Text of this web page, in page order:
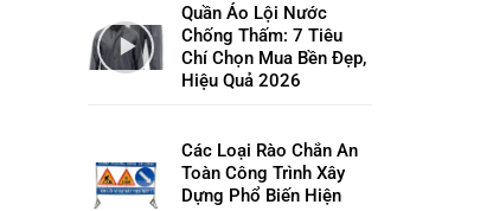
Quần Áo Lội Nước
Chống Thấm: 7 Tiêu
Chí Chọn Mua Bền Đẹp,
Hiệu Quả 2026
Các Loại Rào Chắn An
Toàn Công Trình Xây
Dựng Phổ Biến Hiện